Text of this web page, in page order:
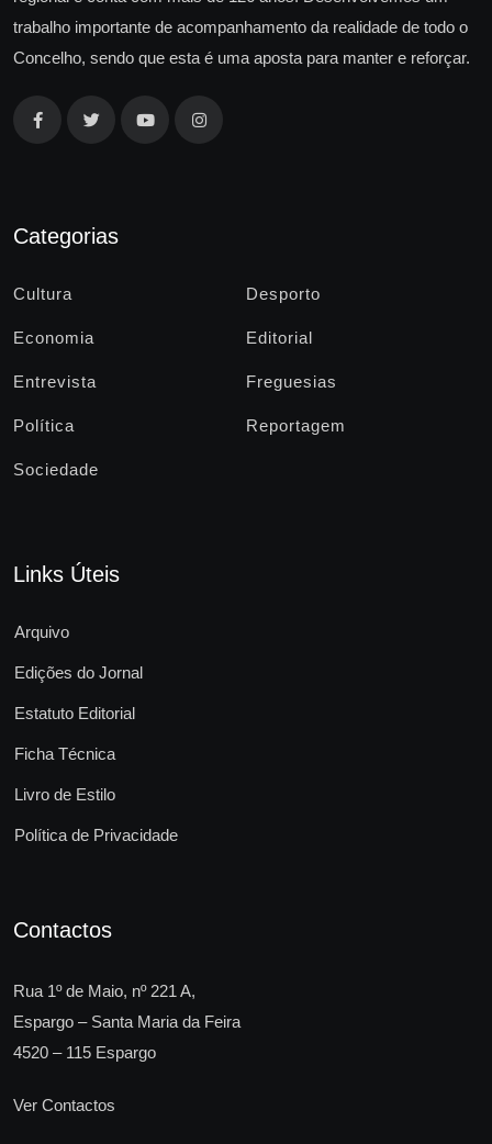
trabalho importante de acompanhamento da realidade de todo o
Concelho, sendo que esta é uma aposta para manter e reforçar.
Categorias
Cultura Desporto
Economia Editorial
Entrevista Freguesias
Política Reportagem
Sociedade
Links Úteis
Arquivo
Edições do Jornal
Estatuto Editorial
Ficha Técnica
Livro de Estilo
Política de Privacidade
Contactos
Rua 1º de Maio, nº 221 A,
Espargo – Santa Maria da Feira
4520 – 115 Espargo
Ver Contactos